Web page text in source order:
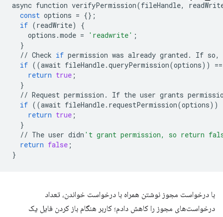
async function verifyPermission(fileHandle,
const options = {};
if (readWrite)
{
options .mode = 'readwrite' ;
}
// Check if permission was already granted . If so,
if ((await fileHandle.queryPermission(options))
return true ;
}
// Request permission . If the user grants
if ((await fileHandle. requestPermission(options))
return true ;
}
// The user didn 't grant permission, so return
return false ;
}
با درخواست مجوز نوشتن همراه با درخواست خواندن، تعداد
درخواست‌های مجوز را کاهش دادم؛ کاربر هنگام باز کردن فایل یک